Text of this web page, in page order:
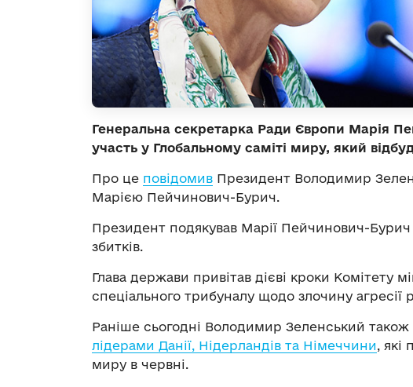
Генеральна секретарка Ради Європи Марія
участь у Глобальному саміті миру, який
Про це повідомив Президент Володимир
Марією Пейчинович-Бурич.
Президент подякував Марії Пейчинович-Бурич
збитків.
Глава держави привітав дієві кроки Комітету
спеціального трибуналу щодо злочину агресії
Раніше сьогодні Володимир Зеленський також
лідерами Данії, Нідерландів та Німеччини, які
миру в червні.